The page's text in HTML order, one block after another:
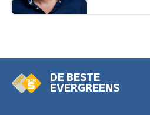
DE BESTE
EVERGREENS